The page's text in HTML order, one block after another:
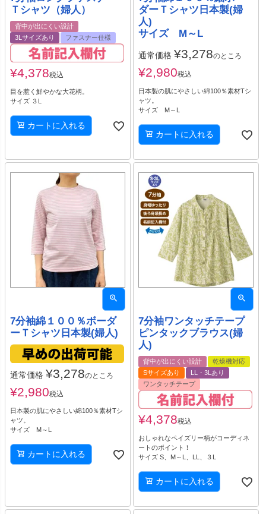
Ｔシャツ（婦人）
背中が出にくい設計
3Lサイズあり
ファスナー仕様
¥4,378税込
目を惹く鮮やかな大花柄。
サイズ ３L
カートに入れる
ダーＴシャツ日本製(婦
人)
サイズ M～L
通常価格 ¥3,278のところ
¥2,980税込
日本製の肌にやさしい綿100％素材Tシ
ャツ。
サイズ M～L
カートに入れる
7分袖綿１００％ボーダ
ーＴシャツ日本製(婦人)
通常価格 ¥3,278のところ
¥2,980税込
日本製の肌にやさしい綿100％素材Tシ
ャツ。
サイズ M～L
カートに入れる
7分袖ワンタッチテープ
ピンタックブラウス(婦
人)
背中が出にくい設計
乾燥機対応
Sサイズあり
LL・3Lあり
ワンタッチテープ
¥4,378税込
おしゃれなペイズリー柄がコーディネ
ートのポイント！
サイズ S、M～L、LL、３L
カートに入れる